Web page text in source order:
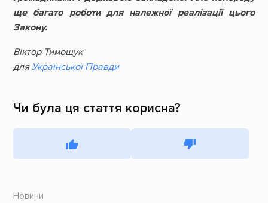
ще багато роботи для належної реалізації цього
Закону.
Віктор Тимощук
дляУкраїнської Правди
Чи була ця стаття корисна?
Новини